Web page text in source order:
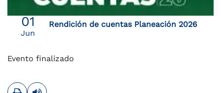
01
Jun
Rendición de cuentas Planeación 2026
Evento finalizado
ImprimirLeer contenido